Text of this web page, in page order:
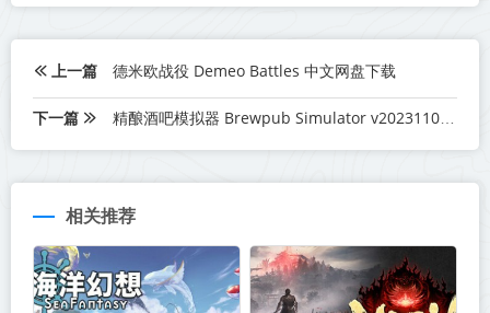
上一篇 德米欧战役 Demeo Battles 中文网盘下载
下一篇 精酿酒吧模拟器 Brewpub Simulator v20231109+中文网盘下载
相关推荐